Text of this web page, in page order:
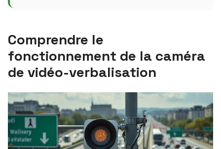
Comprendre le
fonctionnement de la caméra
de vidéo-verbalisation